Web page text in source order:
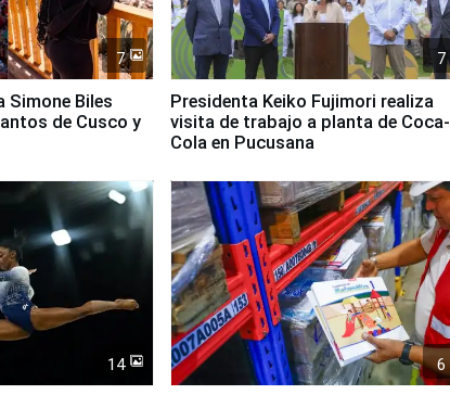
7
Simone Biles
de Cusco y
7
Presidenta Keiko Fujimori realiza
visita de trabajo a planta de Coca-
Cola en Pucusana
14 6